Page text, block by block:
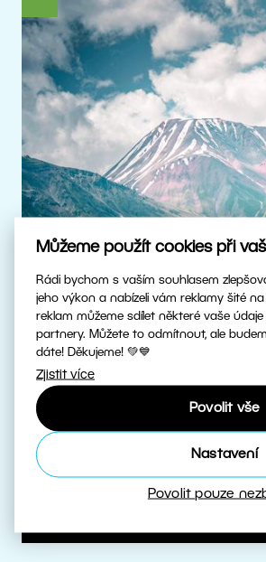
Můžeme použít cookies při
Rádi bychom s vaším souhlasem
jeho výkon a nabízeli vám reklamy šité
reklam můžeme sdílet některé vaše
partnery. Můžete to odmítnout, ale
dáte! Děkujeme! 💚💙
Zjistit více
Povolit vše
Nastavení
Povolit pouze
Skutečné HDR
Upravujte HDR fotky v
Patříme mezi první
Více o HDR